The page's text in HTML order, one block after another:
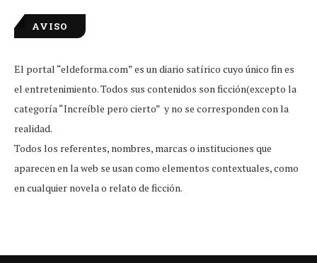
AVISO
El portal “eldeforma.com” es un diario satírico cuyo único fin es
el entretenimiento. Todos sus contenidos son ficción(excepto la
categoría “Increíble pero cierto” y no se corresponden con la
realidad.
Todos los referentes, nombres, marcas o instituciones que
aparecen en la web se usan como elementos contextuales, como
en cualquier novela o relato de ficción.